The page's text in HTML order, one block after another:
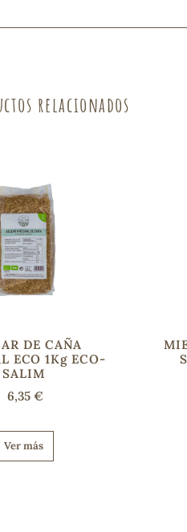
relacionados
DE CAÑA
ECO 1Kg ECO-
SALIM
6,35 €
Ver más